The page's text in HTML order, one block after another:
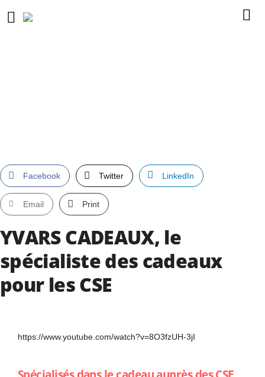
Facebook Twitter LinkedIn
Email Print
YVARS CADEAUX, le
spécialiste des cadeaux
pour les CSE
https://www.youtube.com/watch?v=8O3fzUH-3jI